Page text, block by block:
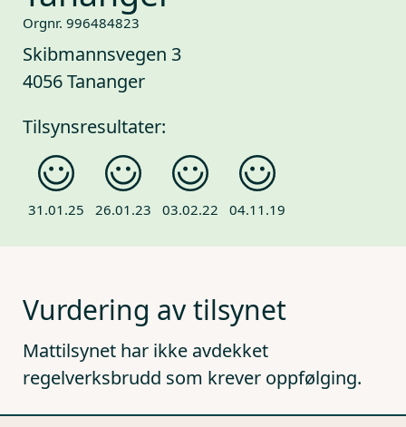
Orgnr. 996484823
Skibmannsvegen 3
4056 Tananger
Tilsynsresultater:
31.01.25 26.01.23 03.02.22 04.11.19
Vurdering av tilsynet
Mattilsynet har ikke avdekket
regelverksbrudd som krever oppfølging.